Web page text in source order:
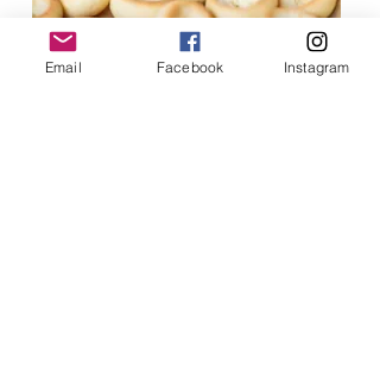
Email Facebook Instagram